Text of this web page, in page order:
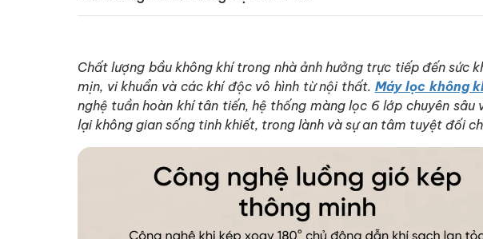
Chất lượng bầu không khí trong nhà ảnh hưởng trực tiếp đến sức
mịn, vi khuẩn và các khí độc vô hình từ nội thất. Máy lọc không
nghệ tuần hoàn khí tân tiến, hệ thống màng lọc 6 lớp chuyên
lại không gian sống tinh khiết, trong lành và sự an tâm tuyệt đối